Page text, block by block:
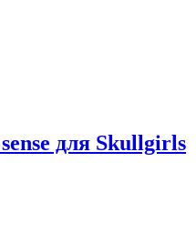
для Skullgirls